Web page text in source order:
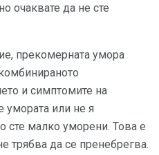
очаквате да не сте
прекомерната умора
и симптомите на
умората или не я
сте малко уморени. Това е
трябва да се пренебрегва.